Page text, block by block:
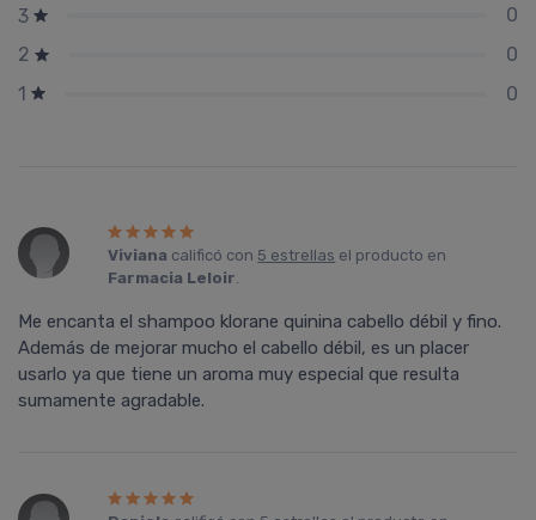
3
0
2
0
1
0
Viviana calificó con 5 estrellas el producto en
Farmacia Leloir.
Me encanta el shampoo klorane quinina cabello débil y fino.
Además de mejorar mucho el cabello débil, es un placer
usarlo ya que tiene un aroma muy especial que resulta
sumamente agradable.